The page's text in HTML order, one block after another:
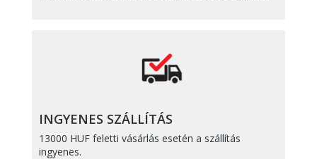
INGYENES SZÁLLÍTÁS
13000 HUF feletti vásárlás esetén a szállítás
ingyenes.